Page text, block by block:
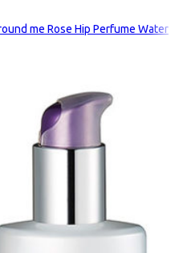
me Rose Hip Perfume Water